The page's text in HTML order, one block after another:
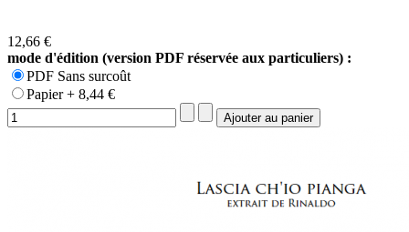
12,66 €
mode d'édition (version PDF réservée aux particuliers) :
PDF Sans surcoût
Papier + 8,44 €